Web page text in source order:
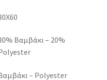
Βαμβάκι – 20%
– Polyester